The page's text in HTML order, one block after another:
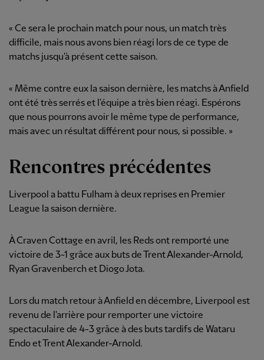
« Ce sera le prochain match pour nous, un match très
difficile, mais nous avons bien réagi lors de ce type de
matchs jusqu'à présent cette saison.
« Même contre eux la saison dernière, les matchs à Anfield
ont été très serrés et l'équipe a très bien réagi. Espérons
que nous pourrons avoir le même type de performance,
mais avec un résultat différent pour nous, si possible. »
Rencontres précédentes
Liverpool a battu Fulham à deux reprises en Premier
League la saison dernière.
À Craven Cottage en avril, les Reds ont remporté une
victoire de 3-1 grâce aux buts de Trent Alexander-Arnold,
Ryan Gravenberch et Diogo Jota.
Lors du match retour à Anfield en décembre, Liverpool est
revenu de l'arrière pour remporter une victoire
spectaculaire de 4-3 grâce à des buts tardifs de Wataru
Endo et Trent Alexander-Arnold.